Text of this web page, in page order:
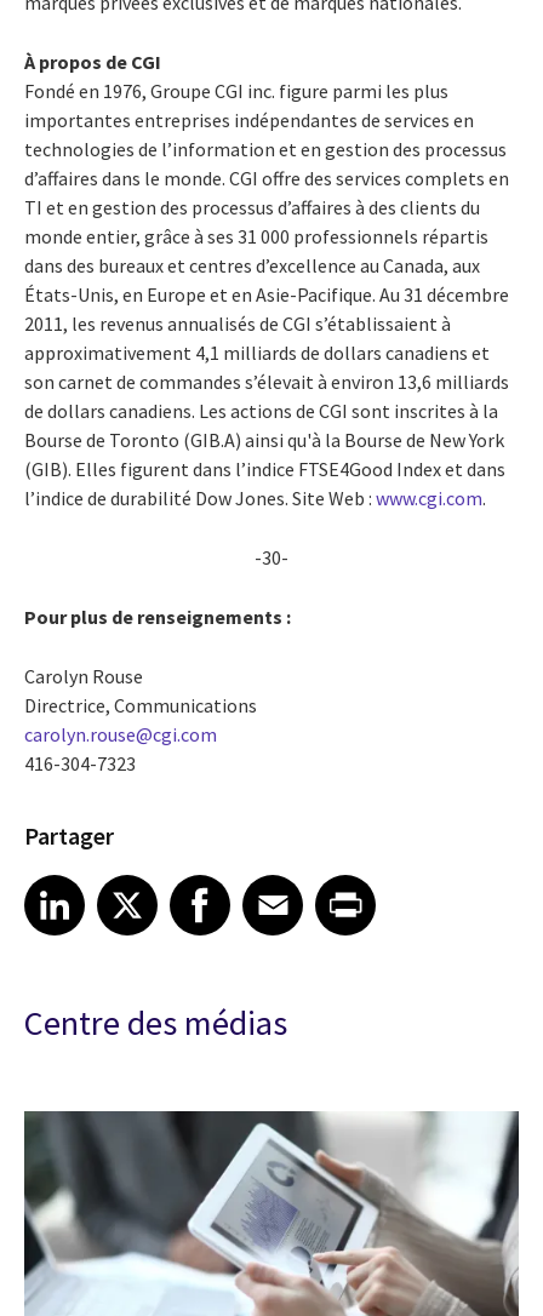
À propos de CGI
Fondé en 1976, Groupe CGI inc. figure parmi les plus
importantes entreprises indépendantes de services en
technologies de l’information et en gestion des processus
d’affaires dans le monde. CGI offre des services complets en
TI et en gestion des processus d’affaires à des clients du
monde entier, grâce à ses 31 000 professionnels répartis
dans des bureaux et centres d’excellence au Canada, aux
États-Unis, en Europe et en Asie-Pacifique. Au 31 décembre
2011, les revenus annualisés de CGI s’établissaient à
approximativement 4,1 milliards de dollars canadiens et
son carnet de commandes s’élevait à environ 13,6 milliards
de dollars canadiens. Les actions de CGI sont inscrites à la
Bourse de Toronto (GIB.A) ainsi qu'à la Bourse de New York
(GIB). Elles figurent dans l’indice FTSE4Good Index et dans
l’indice de durabilité Dow Jones. Site Web : www.cgi.com.
-30-
Pour plus de renseignements :
Carolyn Rouse
Directrice, Communications
carolyn.rouse@cgi.com
416-304-7323
Partager
Share article on LinkedIn
LinkedIn
Share article on XShare article on Facebook
Facebook
Share article on Email
EmailShare article on Print
Centre des médias